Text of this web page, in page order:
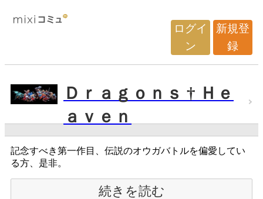
ログイ
ン
新規登
録
Ｄｒａｇｏｎｓ † Ｈｅ
ａｖｅｎ
記念すべき第一作目、伝説のオウガバトルを偏愛してい
る方、是非。
続きを読む